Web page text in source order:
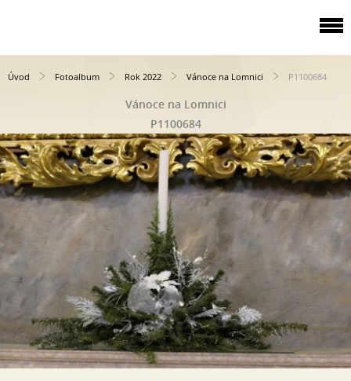
Úvod Fotoalbum Rok 2022 Vánoce na Lomnici P1100684
Vánoce na Lomnici
P1100684